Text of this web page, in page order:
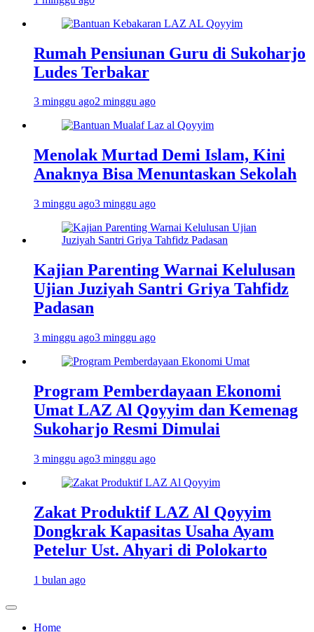
Rumah Pensiunan Guru di Sukoharjo
Ludes Terbakar
3 minggu ago2 minggu ago
Menolak Murtad Demi Islam, Kini
Anaknya Bisa Menuntaskan Sekolah
3 minggu ago3 minggu ago
Kajian Parenting Warnai Kelulusan
Ujian Juziyah Santri Griya Tahfidz
Padasan
3 minggu ago3 minggu ago
Program Pemberdayaan Ekonomi
Umat LAZ Al Qoyyim dan Kemenag
Sukoharjo Resmi Dimulai
3 minggu ago3 minggu ago
Zakat Produktif LAZ Al Qoyyim
Dongkrak Kapasitas Usaha Ayam
Petelur Ust. Ahyari di Polokarto
1 bulan ago
Home